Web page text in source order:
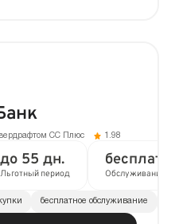
CC Плюс 1.98
до 55 дн.
Льготный период Обслуживание
бесплатное обслуживание